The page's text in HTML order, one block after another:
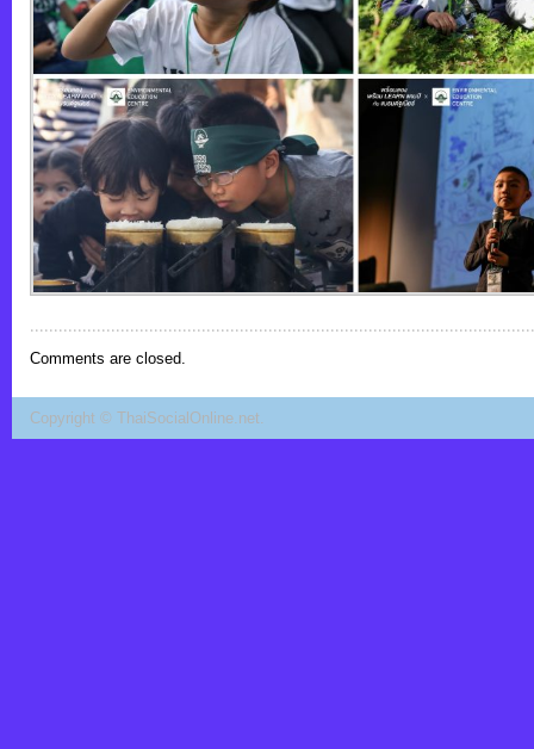
Comments are closed.
Copyright © ThaiSocialOnline.net.